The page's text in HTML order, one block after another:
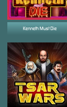
Kenneth Must Die